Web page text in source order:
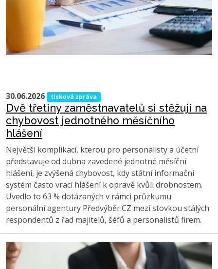
30.06.2026 tisková zpráva
Dvě třetiny zaměstnavatelů si stěžují na
chybovost jednotného měsíčního
hlášení
Největší komplikací, kterou pro personalisty a účetní
představuje od dubna zavedené jednotné měsíční
hlášení, je zvýšená chybovost, kdy státní informační
systém často vrací hlášení k opravě kvůli drobnostem.
Uvedlo to 63 % dotázaných v rámci průzkumu
personální agentury Předvýběr.CZ mezi stovkou stálých
respondentů z řad majitelů, šéfů a personalistů firem.